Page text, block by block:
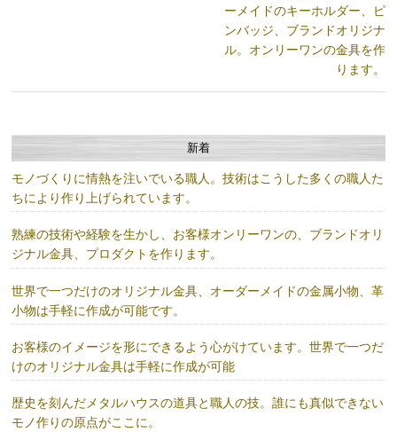
ーメイドのキーホルダー、ピ
ンバッジ、ブランドオリジナ
ル。オンリーワンの金具を作
ります。
新着
モノづくりに情熱を注いでいる職人。技術はこうした多くの職人た
ちにより作り上げられています。
熟練の技術や経験を生かし、お客様オンリーワンの、ブランドオリ
ジナル金具、プロダクトを作ります。
世界で一つだけのオリジナル金具、オーダーメイドの金属小物、革
小物は手軽に作成が可能です。
お客様のイメージを形にできるよう心がけています。世界で一つだ
けのオリジナル金具は手軽に作成が可能
歴史を刻んだメタルハウスの道具と職人の技。誰にも真似できない
モノ作りの原点がここに。